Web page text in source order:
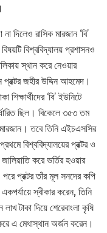
দিলেও রাসিক মারজান ‘বি’
বিশ্ববিদ্যালয় প্রশাসনও
স্থান করে নেওয়ার
প্রক্টর জহীর উদ্দিন আহমেদ।
‘বি’ ইউনিটে
ছিল। বিকেলে ৩৫৩ তম
তবে তিনি এইচএসসির
বিশ্ববিদ্যালয়ের প্রক্টর ও
করে ভর্তির হওয়ার
প্রক্টর তাঁর মূল সনদের কপি
স্বীকার করেন, তিনি
টাকা দিয়ে শেরেবাংলা কৃষি
এ মেধাস্থান অর্জন করেন।